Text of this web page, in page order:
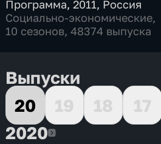
Программа,2011, Россия
Социально-экономические,
10 сезонов, 48374 выпуска
Выпуски
20
19 18 17
20202020